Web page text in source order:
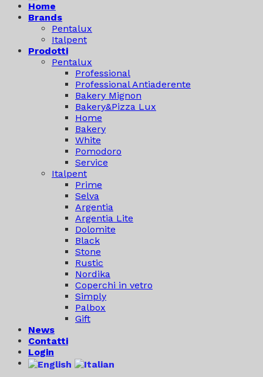
Home
Brands
Pentalux
Italpent
Prodotti
Pentalux
Professional
Professional Antiaderente
Bakery Mignon
Bakery&Pizza Lux
Home
Bakery
White
Pomodoro
Service
Italpent
Prime
Selva
Argentia
Argentia Lite
Dolomite
Black
Stone
Rustic
Nordika
Coperchi in vetro
Simply
Palbox
Gift
News
Contatti
Login